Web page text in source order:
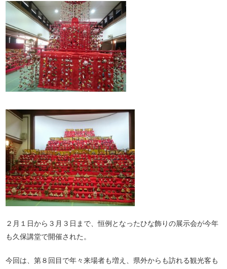
２月１日から３月３日まで、恒例となったひな飾りの展示会が今年
も久保講堂で開催された。
今回は、第８回目で年々来場者も増え、県外からも訪れる観光客も